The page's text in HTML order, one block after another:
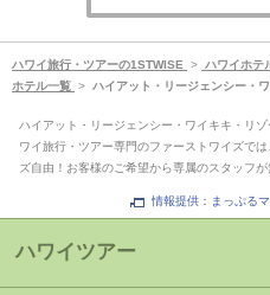
ハワイ旅行・ツアーの1STWISE > ハワイホテ
ホテル一覧 > ハイアット・リージェンシー・
ハイアット・リージェンシー・ワイキキ・リ
ワイ旅行・ツアー専門のファーストワイズで
ズ自由！お客様のご希望から専属のスタッフが
情報提供：まっぷる
ハワイツアー